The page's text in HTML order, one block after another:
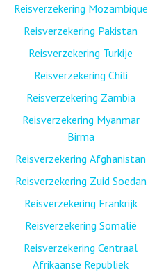
Reisverzekering Mozambique
Reisverzekering Pakistan
Reisverzekering Turkije
Reisverzekering Chili
Reisverzekering Zambia
Reisverzekering Myanmar
Birma
Reisverzekering Afghanistan
Reisverzekering Zuid Soedan
Reisverzekering Frankrijk
Reisverzekering Somalië
Reisverzekering Centraal
Afrikaanse Republiek